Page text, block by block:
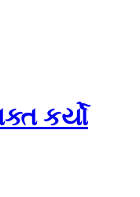
કર્યો